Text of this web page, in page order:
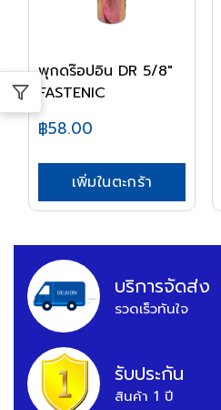
พุกดร๊อปอิน DR 5/8"
FASTENIC
฿58.00
เพิ่มในตะกร้า
บริการจัดส่ง
รวดเร็วทันใจ
รับประกัน
สินค้า 1 ปี